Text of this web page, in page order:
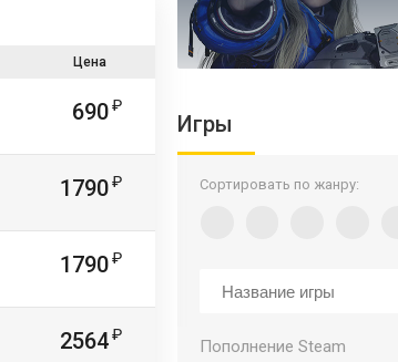
Игры
Сортировать по жанру:
Пополнение Steam
Цена
690
1790
1790
2564